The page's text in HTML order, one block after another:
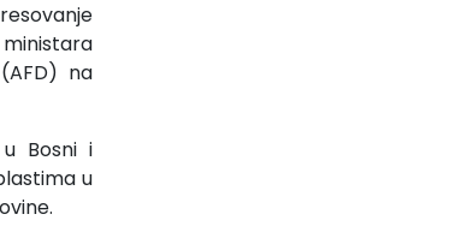
na
Bosni i
u